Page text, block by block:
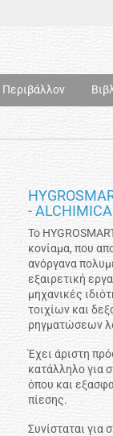
Περιβάλλον
- ALCHIMICA
Το
κονίαμα, που
ανόργανα
εξαιρετική
μηχανικές
τοιχίων και
ρηγματώσεων
Έχει άριστη
κατάλληλο για
όπου και
πίεσης.
Συνίσταται για